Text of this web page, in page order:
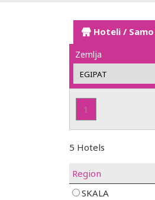
Hoteli /
Zemlja
1
5 Hotels
Region
SKALA